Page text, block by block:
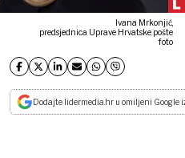
Ivana Mrkonjić,
predsjednica Uprave Hrvatske pošte
foto
Dodajte lidermedia.hr u omiljeni Google